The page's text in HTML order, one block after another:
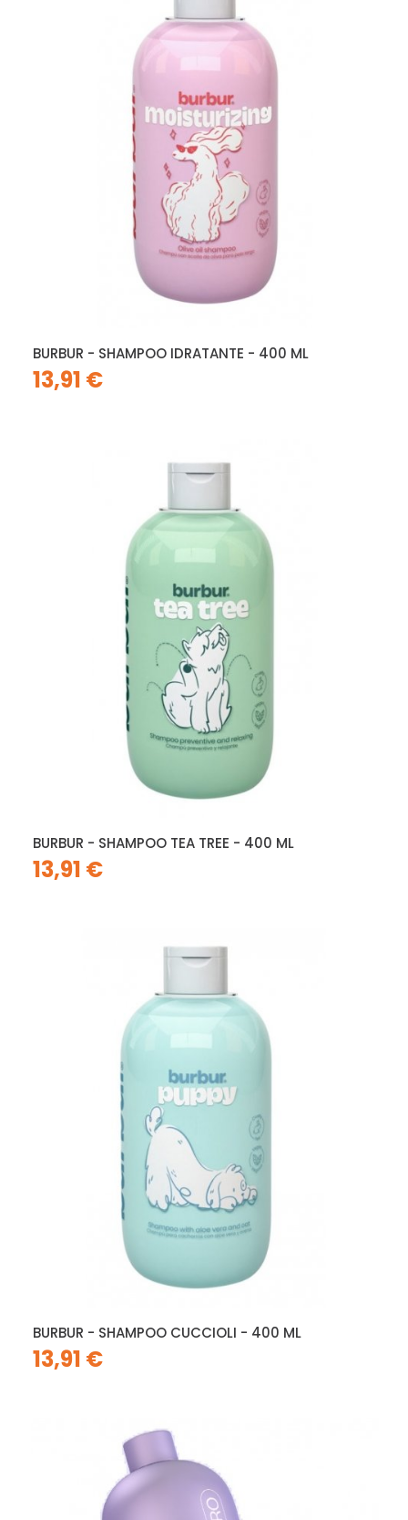
BURBUR - SHAMPOO IDRATANTE - 400 ML
13,91 €
BURBUR - SHAMPOO TEA TREE - 400 ML
13,91 €
BURBUR - SHAMPOO CUCCIOLI - 400 ML
13,91 €